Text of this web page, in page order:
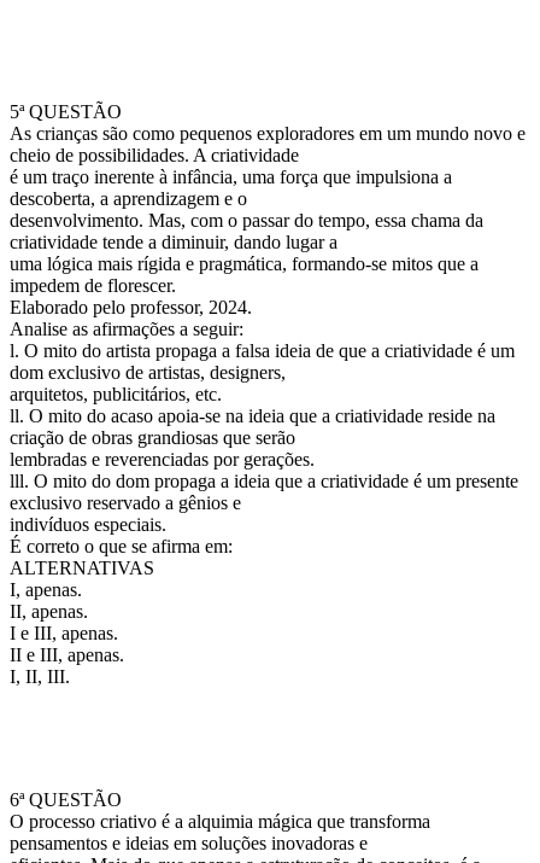
5ª QUESTÃO
As crianças são como pequenos exploradores em um mundo novo e
cheio de possibilidades. A criatividade
é um traço inerente à infância, uma força que impulsiona a
descoberta, a aprendizagem e o
desenvolvimento. Mas, com o passar do tempo, essa chama da
criatividade tende a diminuir, dando lugar a
uma lógica mais rígida e pragmática, formando-se mitos que a
impedem de florescer.
Elaborado pelo professor, 2024.
Analise as afirmações a seguir:
l. O mito do artista propaga a falsa ideia de que a criatividade é um
dom exclusivo de artistas, designers,
arquitetos, publicitários, etc.
ll. O mito do acaso apoia-se na ideia que a criatividade reside na
criação de obras grandiosas que serão
lembradas e reverenciadas por gerações.
lll. O mito do dom propaga a ideia que a criatividade é um presente
exclusivo reservado a gênios e
indivíduos especiais.
É correto o que se afirma em:
ALTERNATIVAS
I, apenas.
II, apenas.
I e III, apenas.
II e III, apenas.
I, II, III.
6ª QUESTÃO
O processo criativo é a alquimia mágica que transforma
pensamentos e ideias em soluções inovadoras e